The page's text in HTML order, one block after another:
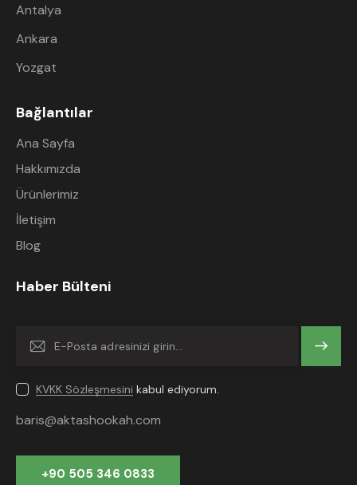
Antalya
Ankara
Yozgat
Bağlantılar
Ana Sayfa
Hakkımızda
Ürünlerimiz
İletişim
Blog
Haber Bülteni
Gönder
KVKK Sözleşmesini kabul ediyorum.
baris@aktashookah.com
+90 505 346 0833